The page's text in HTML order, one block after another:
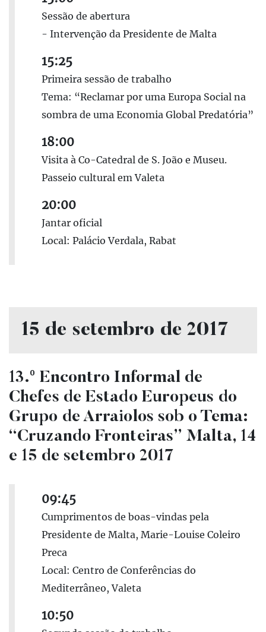
Sessão de abertura
- Intervenção da Presidente de Malta
15:25
Primeira sessão de trabalho
Tema: “Reclamar por uma Europa Social na
sombra de uma Economia Global Predatória”
18:00
Visita à Co-Catedral de S. João e Museu.
Passeio cultural em Valeta
20:00
Jantar oficial
Local: Palácio Verdala, Rabat
15 de setembro de 2017
13.º Encontro Informal de
Chefes de Estado Europeus do
Grupo de Arraiolos sob o Tema:
“Cruzando Fronteiras” Malta, 14
e 15 de setembro 2017
09:45
Cumprimentos de boas-vindas pela
Presidente de Malta, Marie-Louise Coleiro
Preca
Local: Centro de Conferências do
Mediterrâneo, Valeta
10:50